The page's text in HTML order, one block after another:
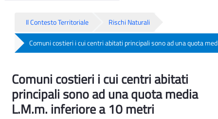
Il Contesto Territoriale Rischi Naturali
Comuni costieri i cui centri abitati principali sono ad una quota
Rischio maremoto Ind. 2 - Rsa
Comuni costieri i cui centri abitati
principali sono ad una quota media
L.M.m. inferiore a 10 metri